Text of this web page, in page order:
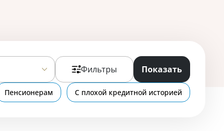
Фильтры Показать
Пенсионерам С плохой кредитной историей